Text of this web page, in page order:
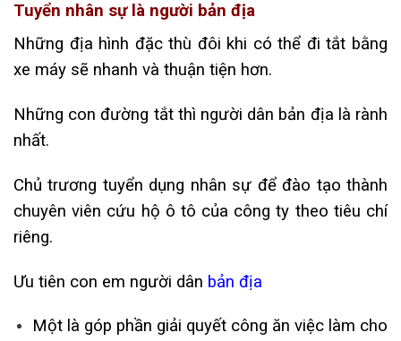
Tuyển nhân sự là người bản địa
Những địa hình đặc thù đôi khi có thể đi tắt bằng
xe máy sẽ nhanh và thuận tiện hơn.
Những con đường tắt thì người dân bản địa là rành
nhất.
Chủ trương tuyển dụng nhân sự để đào tạo thành
chuyên viên cứu hộ ô tô của công ty theo tiêu chí
riêng.
Ưu tiên con em người dân bản địa
Một là góp phần giải quyết công ăn việc làm cho